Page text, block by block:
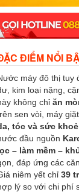
ĐIỂM NỔI
máy đô thị tuy
kim loại nặng,
không chỉ ăn
sen vòi, máy
tóc và sức khoẻ
đầu nguồn
– làm mềm –
đáp ứng các
niêm yết chỉ 39
lý so với chi phí